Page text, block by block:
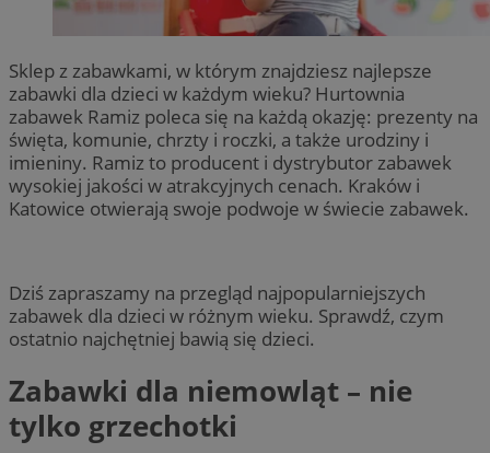
Sklep z zabawkami, w którym znajdziesz najlepsze
zabawki dla dzieci w każdym wieku? Hurtownia
zabawek Ramiz poleca się na każdą okazję: prezenty na
święta, komunie, chrzty i roczki, a także urodziny i
imieniny. Ramiz to producent i dystrybutor zabawek
wysokiej jakości w atrakcyjnych cenach. Kraków i
Katowice otwierają swoje podwoje w świecie zabawek.
Dziś zapraszamy na przegląd najpopularniejszych
zabawek dla dzieci w różnym wieku. Sprawdź, czym
ostatnio najchętniej bawią się dzieci.
Zabawki dla niemowląt – nie
tylko grzechotki